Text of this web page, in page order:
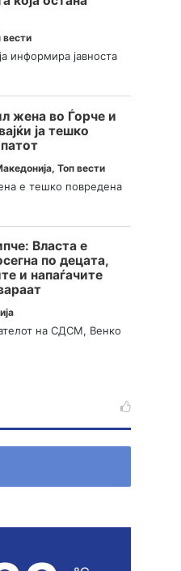
вести
информира јавноста
жена во Ѓорче и
ја тешко
,Топ вести
е тешко повредена
Власта е
по децата,
и напаѓачите
на СДСМ, Венко